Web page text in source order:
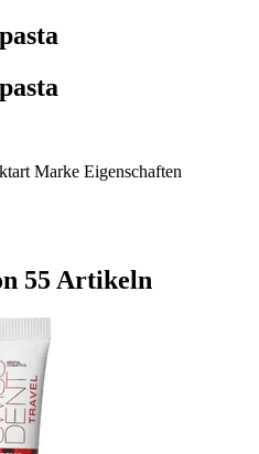
Marke Eigenschaften
55 Artikeln